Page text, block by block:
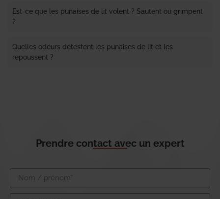
Est-ce que les punaises de lit volent ? Sautent ou grimpent
?
Quelles odeurs détestent les punaises de lit et les
repoussent ?
Prendre contact avec un expert